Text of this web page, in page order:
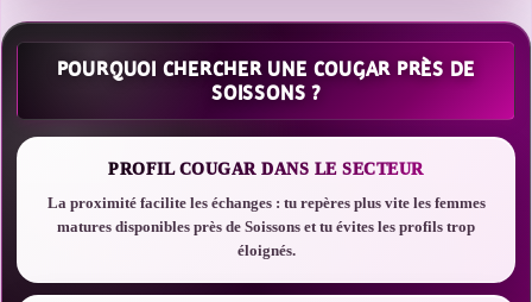
POURQUOI CHERCHER UNE COUGAR PRÈS DE
SOISSONS ?
PROFIL COUGAR DANS LE SECTEUR
La proximité facilite les échanges : tu repères plus vite les femmes
matures disponibles près de Soissons et tu évites les profils trop
éloignés.